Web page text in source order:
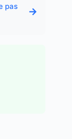
pas
→